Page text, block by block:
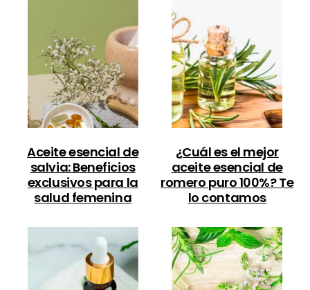
Aceite esencial de
salvia: Beneficios
exclusivos para la
salud femenina
¿Cuál es el mejor
aceite esencial de
romero puro 100%? Te
lo contamos